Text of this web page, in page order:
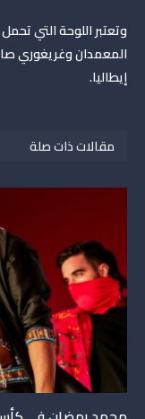
وتعتبر اللوحة التي
المعمدان وغريغوري
إيطاليا.
مقالات ذات صلة